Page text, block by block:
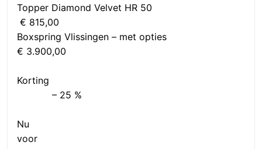
Topper Diamond Velvet HR 50
€ 815,00
Boxspring Vlissingen – met opties
€ 3.900,00
Korting
– 25 %
Nu
voor